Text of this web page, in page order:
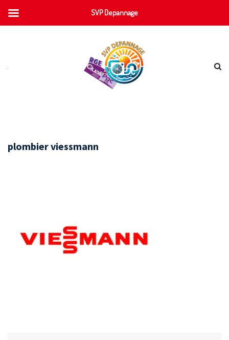
plombier viessmann
SVP Depannage